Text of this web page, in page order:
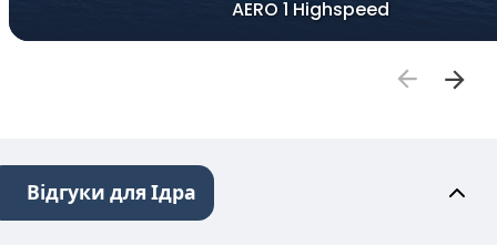
AERO 1 Highspeed
Відгуки для Ідра